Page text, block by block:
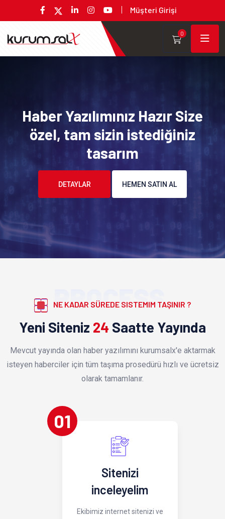
Müşteri Girişi
0
Haber Yazılımınız Hazır Size
özel, tam sizin istediğiniz
tasarım
DETAYLAR HEMEN SATIN AL
PROCESS
NE KADAR SÜREDE SISTEMIM TAŞINIR ?
Yeni Siteniz 24 Saatte Yayında
Mevcut yayında olan haber yazılımını kurumsalx'e aktarmak
isteyen haberciler için tüm taşıma prosedürü hızlı ve ücretsiz
olarak tamamlanır.
01
Sitenizi
inceleyelim
Ekibimiz internet sitenizi ve